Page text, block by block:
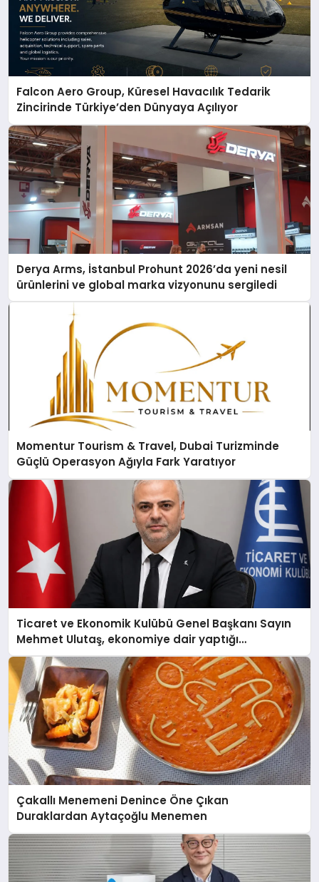
Falcon Aero Group, Küresel Havacılık Tedarik
Zincirinde Türkiye’den Dünyaya Açılıyor
Derya Arms, İstanbul Prohunt 2026’da yeni nesil
ürünlerini ve global marka vizyonunu sergiledi
Momentur Tourism & Travel, Dubai Turizminde
Güçlü Operasyon Ağıyla Fark Yaratıyor
Ticaret ve Ekonomik Kulübü Genel Başkanı Sayın
Mehmet Ulutaş, ekonomiye dair yaptığı
açıklamada şunları kaydetti:
Çakallı Menemeni Denince Öne Çıkan
Duraklardan Aytaçoğlu Menemen